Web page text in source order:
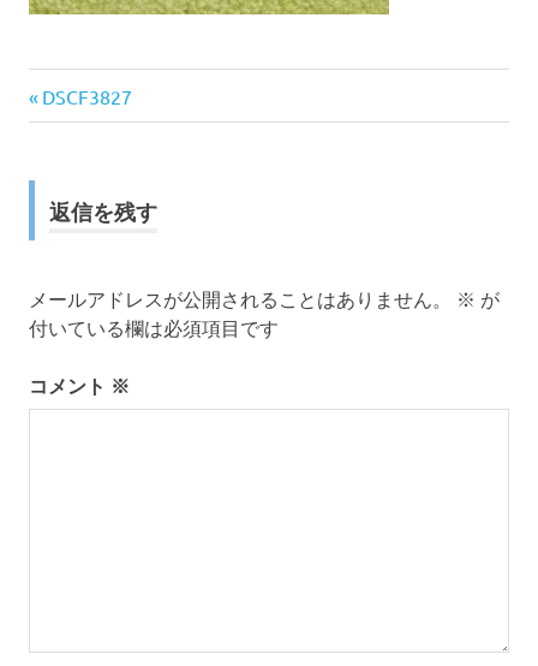
投
ナ
ゲ
シ
前
の
DSCF3827
返信を残す
メールアドレスが公開されることはありません。 ※ が
付いている欄は必須項目です
コメント ※